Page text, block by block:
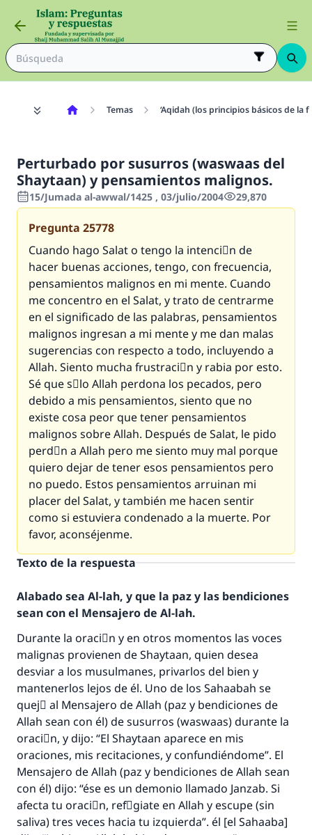
Temas ‘Aqidah (los principios básicos de la
Perturbado por susurros (waswaas del
Shaytaan) y pensamientos malignos.
15/Jumada al-awwal/1425 , 03/julio/2004 29,870
Pregunta 25778
Cuando hago Salat o tengo la intenciَn de
hacer buenas acciones, tengo, con frecuencia,
pensamientos malignos en mi mente. Cuando
me concentro en el Salat, y trato de centrarme
en el significado de las palabras, pensamientos
malignos ingresan a mi mente y me dan malas
sugerencias con respecto a todo, incluyendo a
Allah. Siento mucha frustraciَn y rabia por esto.
Sé que sَlo Allah perdona los pecados, pero
debido a mis pensamientos, siento que no
existe cosa peor que tener pensamientos
malignos sobre Allah. Después de Salat, le pido
perdَn a Allah pero me siento muy mal porque
quiero dejar de tener esos pensamientos pero
no puedo. Estos pensamientos arruinan mi
placer del Salat, y también me hacen sentir
como si estuviera condenado a la muerte. Por
favor, aconséjenme.
Texto de la respuesta
Alabado sea Al-lah, y que la paz y las bendiciones
sean con el Mensajero de Al-lah.
Durante la oraciَn y en otros momentos las voces
malignas provienen de Shaytaan, quien desea
desviar a los musulmanes, privarlos del bien y
mantenerlos lejos de él. Uno de los Sahaabah se
quejَ al Mensajero de Allah (paz y bendiciones de
Allah sean con él) de susurros (waswaas) durante la
oraciَn, y dijo: “El Shaytaan aparece en mis
oraciones, mis recitaciones, y confundiéndome”. El
Mensajero de Allah (paz y bendiciones de Allah sean
con él) dijo: “ése es un demonio llamado Janzab. Si
afecta tu oraciَn, refْgiate en Allah y escupe (sin
saliva) tres veces hacia tu izquierda”. él [el Sahaaba]